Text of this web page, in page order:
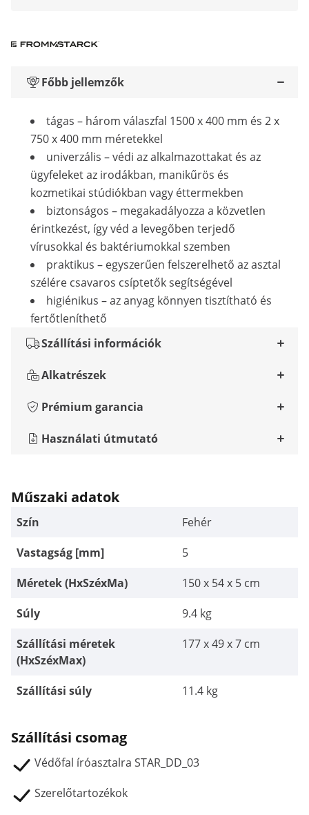
Főbb jellemzők
tágas – három válaszfal 1500 x 400 mm és 2 x
750 x 400 mm méretekkel
univerzális – védi az alkalmazottakat és az
ügyfeleket az irodákban, manikűrös és
kozmetikai stúdiókban vagy éttermekben
biztonságos – megakadályozza a közvetlen
érintkezést, így véd a levegőben terjedő
vírusokkal és baktériumokkal szemben
praktikus – egyszerűen felszerelhető az asztal
szélére csavaros csíptetők segítségével
higiénikus – az anyag könnyen tisztítható és
fertőtleníthető
Szállítási információk
Alkatrészek
Prémium garancia
Használati útmutató
Műszaki adatok
Szín
Fehér
Vastagság [mm]
5
Méretek (HxSzéxMa)
150 x 54 x 5 cm
Súly
9.4 kg
Szállítási méretek
(HxSzéxMax)
177 x 49 x 7 cm
Szállítási súly 11.4 kg
Szállítási csomag
Védőfal íróasztalra STAR_DD_03
Szerelőtartozékok